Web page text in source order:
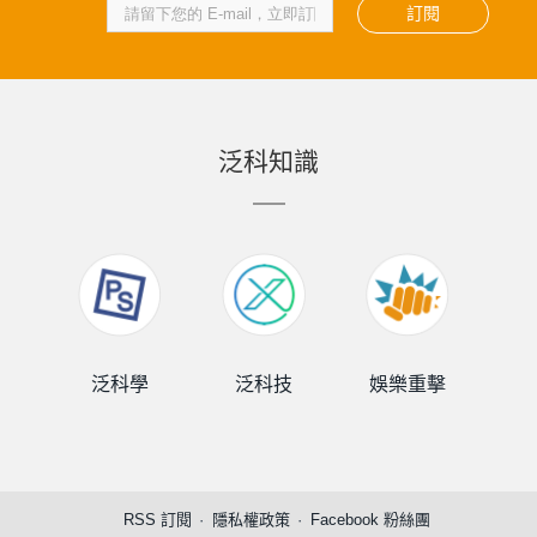
訂閱
泛科知識
泛科學 泛科技 娛樂重擊
RSS 訂閱 隱私權政策 Facebook 粉絲團